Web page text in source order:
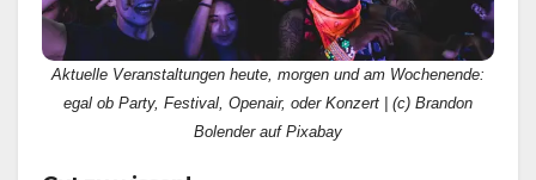
Aktuelle Veranstaltungen heute, morgen und am Wochenende:
egal ob Party, Festival, Openair, oder Konzert | (c) Brandon
Bolender auf Pixabay